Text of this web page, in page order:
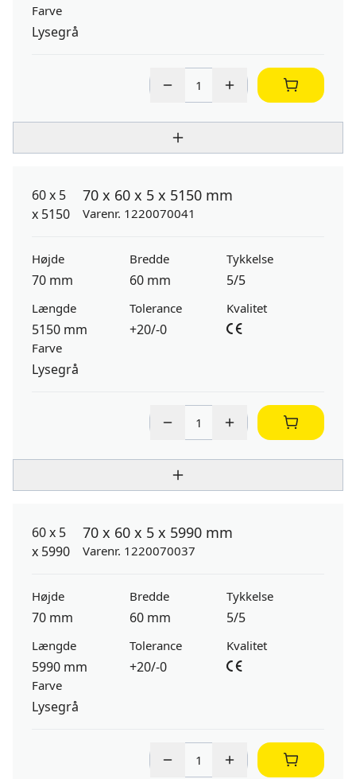
Farve
Lysegrå
70 x 60 x 5 x 5150 mm
Varenr. 1220070041
Højde
70 mm
Bredde
60 mm
Tykkelse
5/5
Længde
5150 mm
Tolerance
+20/-0
Kvalitet
Farve
Lysegrå
70 x 60 x 5 x 5990 mm
Varenr. 1220070037
Højde
70 mm
Bredde
60 mm
Tykkelse
5/5
Længde
5990 mm
Tolerance
+20/-0
Kvalitet
Farve
Lysegrå